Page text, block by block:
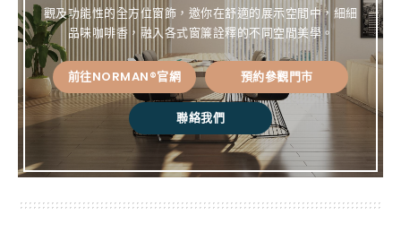
觀及功能性的全方位窗飾，邀你在舒適的展示空間中，細細
品味咖啡香，融入各式窗簾詮釋的不同空間美學。
前往NORMAN®官網 預約參觀門市
聯絡我們